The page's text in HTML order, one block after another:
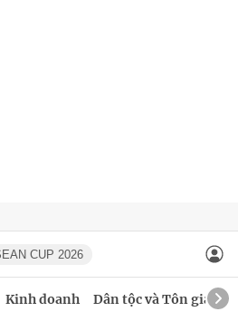
CUP 2026
Kinh doanh Dân tộc và Tôn giáo